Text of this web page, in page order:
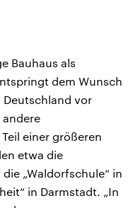
Bauhaus als
dem Wunsch
Deutschland vor
andere
einer größeren
etwa die
„Waldorfschule“ in
in Darmstadt. „In